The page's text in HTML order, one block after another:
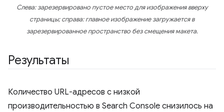
Слева: зарезервировано пустое место для изображения вверху
страницы; справа: главное изображение загружается в
зарезервированное пространство без смещения макета.
Результаты
Количество URL-адресов с низкой
производительностью в Search Console снизилось на